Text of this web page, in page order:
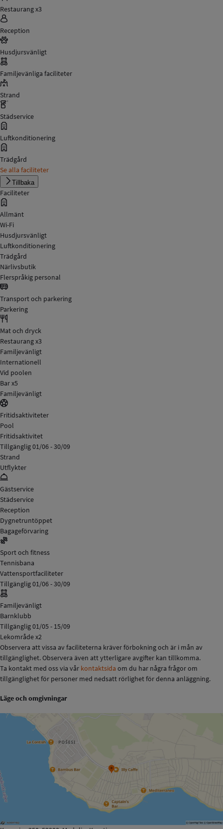
Restaurang x3
Reception
Husdjursvänligt
Familjevänliga faciliteter
Strand
Städservice
Luftkonditionering
Trädgård
Se alla faciliteter
Tillbaka
Faciliteter
Allmänt
Wi-Fi
Husdjursvänligt
Luftkonditionering
Trädgård
Närlivsbutik
Flerspråkig personal
Transport och parkering
Parkering
Mat och dryck
Restaurang x3
Familjevänligt
Internationell
Vid poolen
Bar x5
Familjevänligt
Fritidsaktiviteter
Pool
Fritidsaktivitet
Tillgänglig 01/06 - 30/09
Strand
Utflykter
Gästservice
Städservice
Reception
Dygnetruntöppet
Bagageförvaring
Sport och fitness
Tennisbana
Vattensportfaciliteter
Tillgänglig 01/06 - 30/09
Familjevänligt
Barnklubb
Tillgänglig 01/05 - 15/09
Lekområde x2
Observera att vissa av faciliteterna kräver förbokning och är i mån av
tillgänglighet. Observera även att ytterligare avgifter kan tillkomma.
Ta kontakt med oss via vår kontaktsida om du har några frågor om
tillgänglighet för personer med nedsatt rörlighet för denna anläggning.
Läge och omgivningar